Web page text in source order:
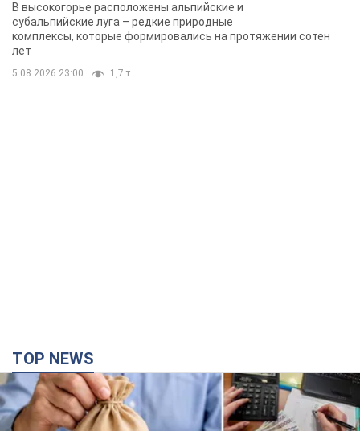
В высокогорье расположены альпийские и
субальпийские луга – редкие природные
комплексы, которые формировались на протяжении сотен
лет
5.08.2026 23:00 1,7 т.
TOP NEWS